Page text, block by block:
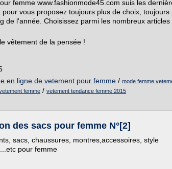
femme www.fashionmode45.com suis les
vous proposez toujours plus de choix, toujours
de l'année. Choisissez parmi les nombreux articles
vêtement de la pensée !
en ligne de vetement pour femme / mode femme
femme / vetement tendance femme 2015
des sacs pour femme N°[2]
sacs, chaussures, montres,accessoires, style
pour femme